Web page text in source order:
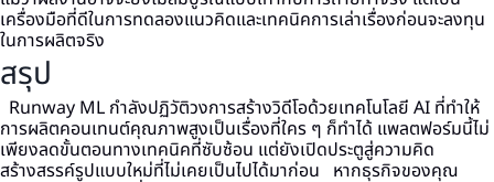
เครื่องมือที่ดีในการทดลองแนวคิดและเทคนิคการเล่าเรื่องก่อนจะลงทุน
ในการผลิตจริง
สรุป
Runway ML กำลังปฏิวัติวงการสร้างวิดีโอด้วยเทคโนโลยี AI ที่ทำให้
การผลิตคอนเทนต์คุณภาพสูงเป็นเรื่องที่ใคร ๆ ก็ทำได้ แพลตฟอร์มนี้ไม่
เพียงลดขั้นตอนทางเทคนิคที่ซับซ้อน แต่ยังเปิดประตูสู่ความคิด
สร้างสรรค์รูปแบบใหม่ที่ไม่เคยเป็นไปได้มาก่อน หากธุรกิจของคุณ